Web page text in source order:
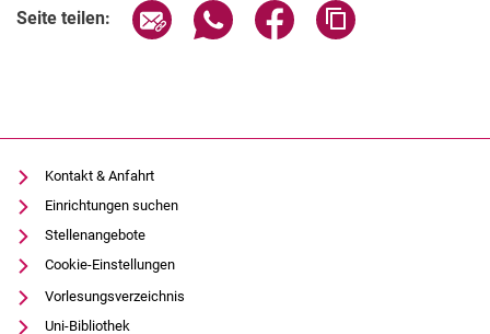
Seite teilen: Seite über E-Mail teilen
Seite über WhatsApp teilen
Seite über Facebook
Kontakt & Anfahrt
Einrichtungen suchen
Stellenangebote
Cookie-Einstellungen
Vorlesungsverzeichnis
Uni-Bibliothek